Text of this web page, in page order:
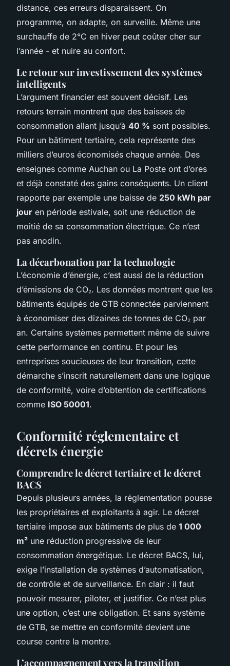
distance, ces erreurs disparaissent. On
programme, on adapte, on surveille. Même une
surchauffe de 2°C en hiver peut coûter cher sur
l’année - et nuire au confort.
Le retour sur investissement des systèmes
intelligents
L’argument financier est souvent décisif. Les
retours terrain montrent que des baisses de
consommation allant jusqu’à 40 % sont possibles.
Pour un bâtiment tertiaire, cela représente des
milliers d’euros économisés chaque année. Des
enseignes comme Auchan ou La Poste ont d’ores
et déjà constaté des gains conséquents. Un client
rapporte par exemple une baisse de 250 kWh par
jour en période estivale, soit une réduction de
moitié de sa consommation électrique. Ce n’est
pas anodin.
La décarbonation par la technologie
L’économie d’énergie, c’est aussi de la réduction
d’émissions de CO₂. Les données montrent que les
bâtiments équipés de GTB connectée parviennent
à économiser des dizaines de tonnes de CO₂ par
an. Certains systèmes permettent même de suivre
cette performance en continu. Et pour les
entreprises soucieuses de leur transition, cette
démarche s’inscrit naturellement dans une logique
de conformité, voire d’obtention de certifications
comme ISO 50001.
Conformité réglementaire et
décrets énergie
Comprendre le décret tertiaire et le décret
BACS
Depuis plusieurs années, la réglementation pousse
les propriétaires et exploitants à agir. Le décret
tertiaire impose aux bâtiments de plus de 1 000
m² une réduction progressive de leur
consommation énergétique. Le décret BACS, lui,
exige l’installation de systèmes d’automatisation,
de contrôle et de surveillance. En clair : il faut
pouvoir mesurer, piloter, et justifier. Ce n’est plus
une option, c’est une obligation. Et sans système
de GTB, se mettre en conformité devient une
course contre la montre.
L’accompagnement vers la transition